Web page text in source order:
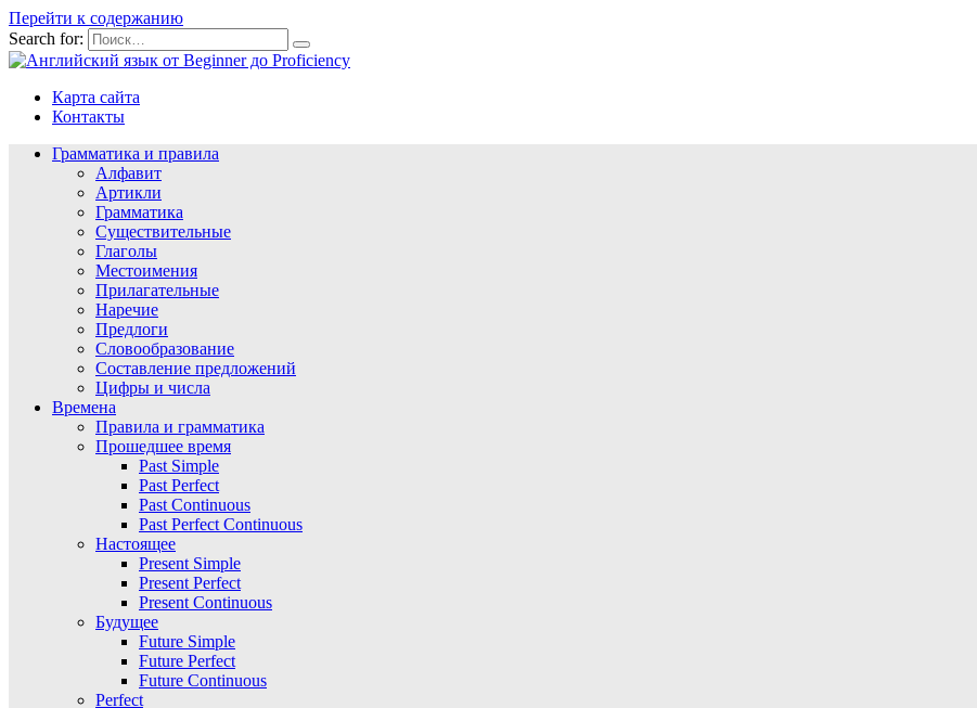
Перейти к содержанию
Search for:
Карта сайта
Контакты
Грамматика и правила
Алфавит
Артикли
Грамматика
Существительные
Глаголы
Местоимения
Прилагательные
Наречие
Предлоги
Словообразование
Составление предложений
Цифры и числа
Времена
Правила и грамматика
Прошедшее время
Past Simple
Past Perfect
Past Continuous
Past Perfect Continuous
Настоящее
Present Simple
Present Perfect
Present Continuous
Будущее
Future Simple
Future Perfect
Future Continuous
Perfect